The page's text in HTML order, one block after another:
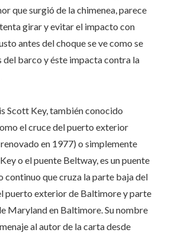
que surgió de la chimenea, parece
girar y evitar el impacto con
antes del choque se ve como se
del barco y éste impacta contra la
Scott Key, también conocido
el cruce del puerto exterior
en 1977) o simplemente
o el puente Beltway, es un puente
continuo que cruza la parte baja del
puerto exterior de Baltimore y parte
Maryland en Baltimore. Su nombre
al autor de la carta desde